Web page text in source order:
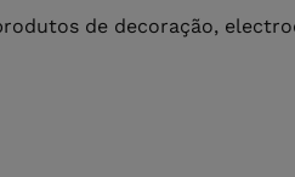
de decoração,